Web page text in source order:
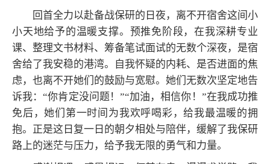
回首全力以赴备战保研的日夜，离不开宿舍这间小
小天地给予的温暖支撑。预推免阶段，在我深耕专业
课、整理文书材料、筹备笔试面试的无数个深夜，是宿
舍给了我安稳的港湾。自我怀疑的内耗、是否进面的焦
虑，也离不开她们的鼓励与宽慰。她们无数次坚定地告
诉我：“你肯定没问题！”“加油，相信你！”在我成功推
免后，她们第一时间为我欢呼喝彩，给我最温暖的拥
抱。正是这日复一日的朝夕相处与陪伴，缓解了我保研
路上的迷茫与压力，给予我无限的勇气和力量。